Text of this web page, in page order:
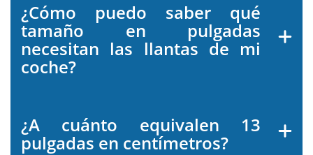
¿Cómo puedo saber qué
tamaño en pulgadas
necesitan las llantas de mi
coche?
¿A cuánto equivalen 13
pulgadas en centímetros?